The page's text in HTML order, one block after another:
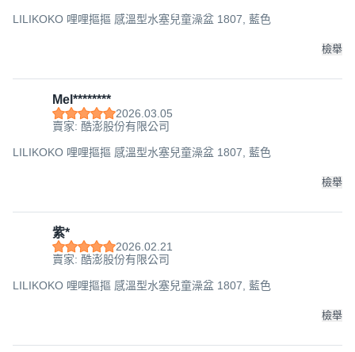
LILIKOKO 哩哩摳摳 感溫型水塞兒童澡盆 1807, 藍色
檢舉
Mel********
2026.03.05
賣家: 酷澎股份有限公司
LILIKOKO 哩哩摳摳 感溫型水塞兒童澡盆 1807, 藍色
檢舉
紫*
2026.02.21
賣家: 酷澎股份有限公司
LILIKOKO 哩哩摳摳 感溫型水塞兒童澡盆 1807, 藍色
檢舉